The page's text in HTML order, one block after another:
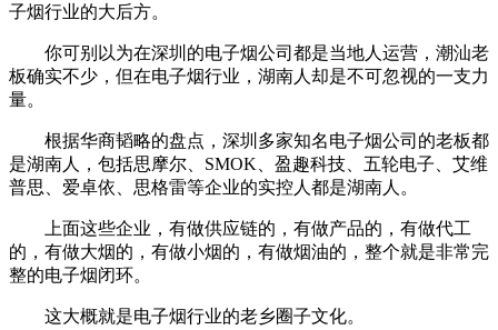
子烟行业的大后方。
你可别以为在深圳的电子烟公司都是当地人运营，潮汕老
板确实不少，但在电子烟行业，湖南人却是不可忽视的一支力
量。
根据华商韬略的盘点，深圳多家知名电子烟公司的老板都
是湖南人，包括思摩尔、SMOK、盈趣科技、五轮电子、艾维
普思、爱卓依、思格雷等企业的实控人都是湖南人。
上面这些企业，有做供应链的，有做产品的，有做代工
的，有做大烟的，有做小烟的，有做烟油的，整个就是非常完
整的电子烟闭环。
这大概就是电子烟行业的老乡圈子文化。